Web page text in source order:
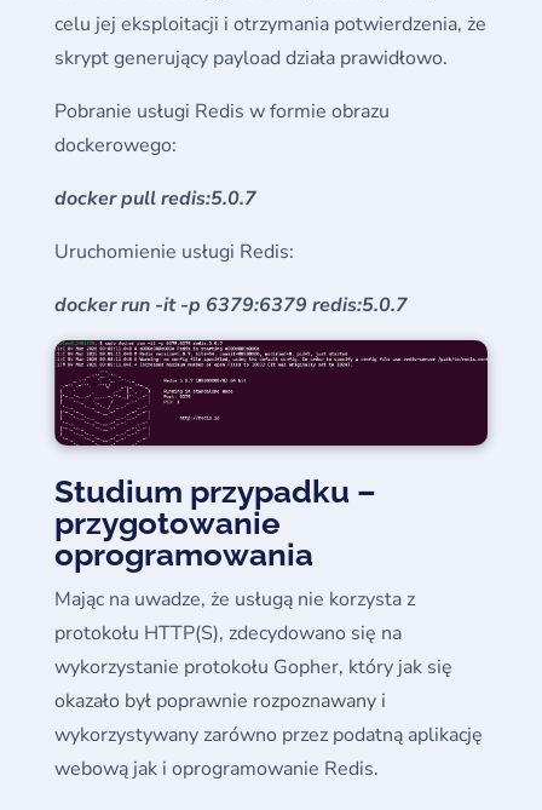
celu jej eksploitacji i otrzymania potwierdzenia, że
skrypt generujący payload działa prawidłowo.
Pobranie usługi Redis w formie obrazu
dockerowego:
docker pull redis:5.0.7
Uruchomienie usługi Redis:
docker run -it -p 6379:6379 redis:5.0.7
Studium przypadku –
przygotowanie
oprogramowania
Mając na uwadze, że usługą nie korzysta z
protokołu HTTP(S), zdecydowano się na
wykorzystanie protokołu Gopher, który jak się
okazało był poprawnie rozpoznawany i
wykorzystywany zarówno przez podatną aplikację
webową jak i oprogramowanie Redis.